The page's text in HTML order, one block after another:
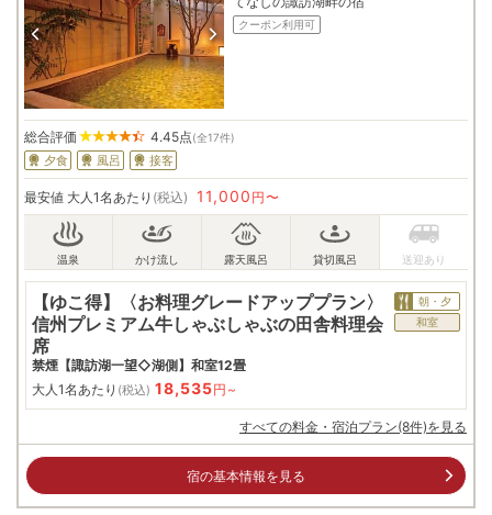
クーポン利用可
総合評価 4.45点(全17件)
夕食 風呂 接客
最安値 大人1名あたり (税込) 11,000 円〜
【ゆこ得】〈お料理グレードアッププラン〉
信州プレミアム牛しゃぶしゃぶの田舎料理会
席
禁煙【諏訪湖一望◇湖側】和室12畳
朝・夕
和室
大人1名あたり (税込) 18,535円~
すべての料金・宿泊プラン(8件)を見る
宿の基本情報を見る